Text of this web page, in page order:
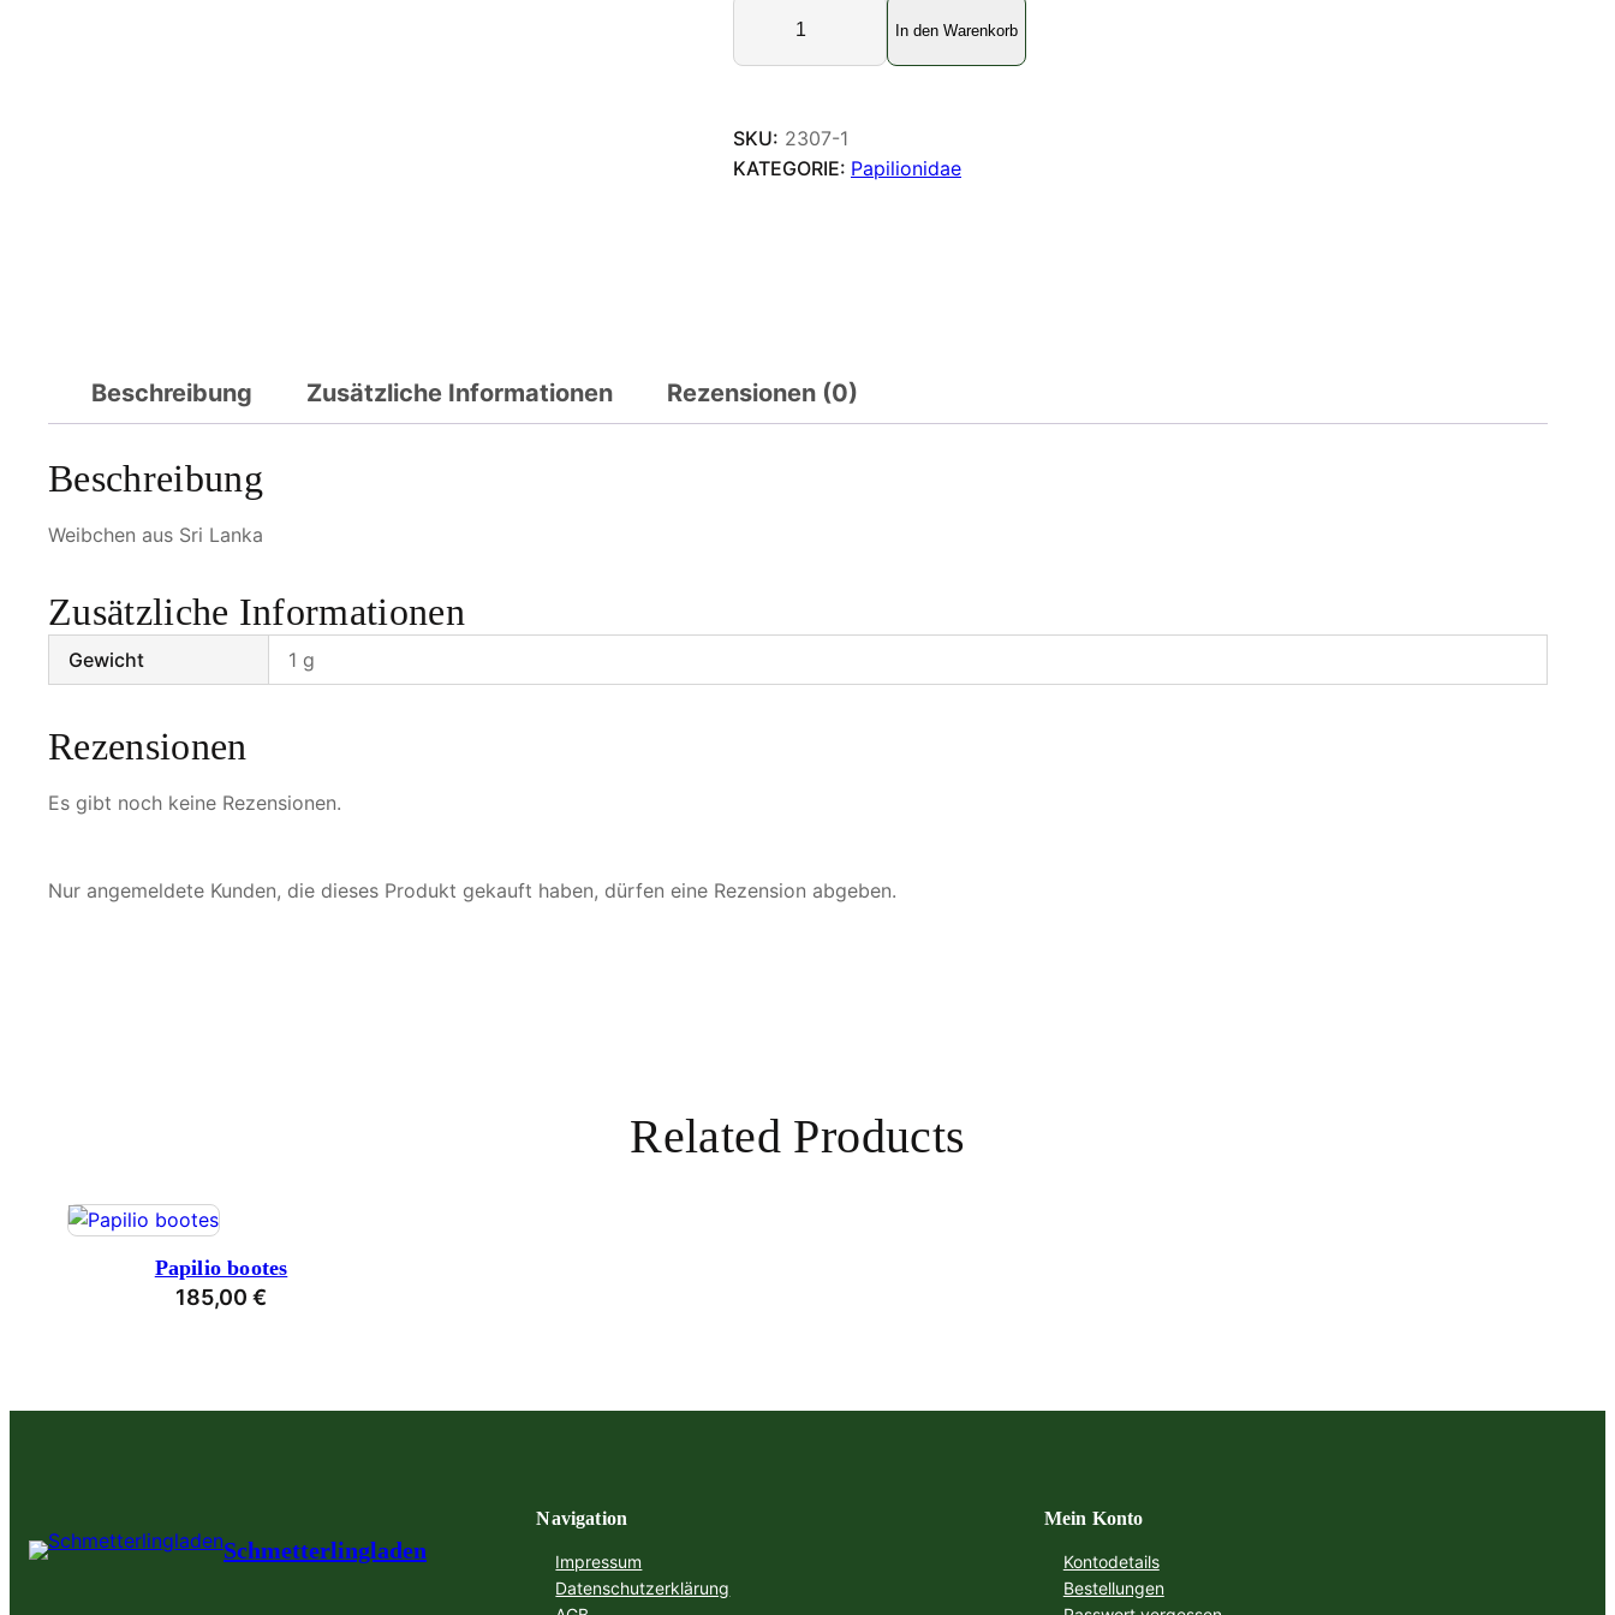
P
c
l
i
t
o
In den Warenkorb
SKU: 2307-1
KATEGORIE: Papilionidae
Beschreibung Zusätzliche Informationen Rezensionen (0)
Beschreibung
Weibchen aus Sri Lanka
Zusätzliche Informationen
Gewicht 1 g
Rezensionen
Es gibt noch keine Rezensionen.
Nur angemeldete Kunden, die dieses Produkt gekauft haben, dürfen eine Rezension abgeben.
Related Products
Papilio bootes
185,00 €
Schmetterlingladen
Navigation
Impressum
Datenschutzerklärung
Mein Konto
Kontodetails
Bestellungen